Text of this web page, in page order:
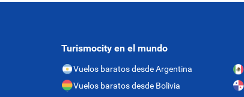
Turismocity en el mundo
Vuelos baratos desde Argentina
Vuelos baratos desde Bolivia